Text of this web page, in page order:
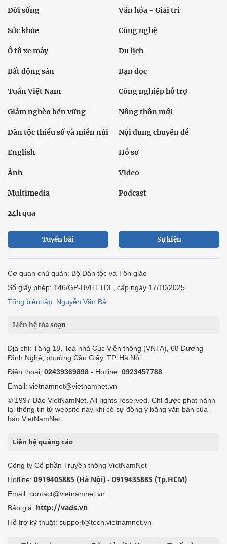
Đời sống Văn hóa - Giải trí
Sức khỏe Công nghệ
Ô tô xe máy Du lịch
Bất động sản Bạn đọc
Tuần Việt Nam Công nghiệp hỗ trợ
Giảm nghèo bền vững Nông thôn mới
Dân tộc thiểu số và miền núi Nội dung chuyên đề
English Hồ sơ
Ảnh Video
Multimedia Podcast
24h qua
Tuyến bài Sự kiện
Cơ quan chủ quản: Bộ Dân tộc và Tôn giáo
Số giấy phép: 146/GP-BVHTTDL, cấp ngày 17/10/2025
Tổng biên tập: Nguyễn Văn Bá
Liên hệ tòa soạn
Địa chỉ: Tầng 18, Toà nhà Cục Viễn thông (VNTA), 68 Dương
Đình Nghệ, phường Cầu Giấy, TP. Hà Nội.
Điện thoại: 02439369898 - Hotline: 0923457788
Email: vietnamnet@vietnamnet.vn
© 1997 Báo VietNamNet. All rights reserved. Chỉ được phát hành
lại thông tin từ website này khi có sự đồng ý bằng văn bản của
báo VietNamNet.
Liên hệ quảng cáo
Công ty Cổ phần Truyền thông VietNamNet
Hotline: 0919405885 (Hà Nội) - 0919435885 (Tp.HCM)
Email: contact@vietnamnet.vn
Báo giá: http://vads.vn
Hỗ trợ kỹ thuật: support@tech.vietnamnet.vn